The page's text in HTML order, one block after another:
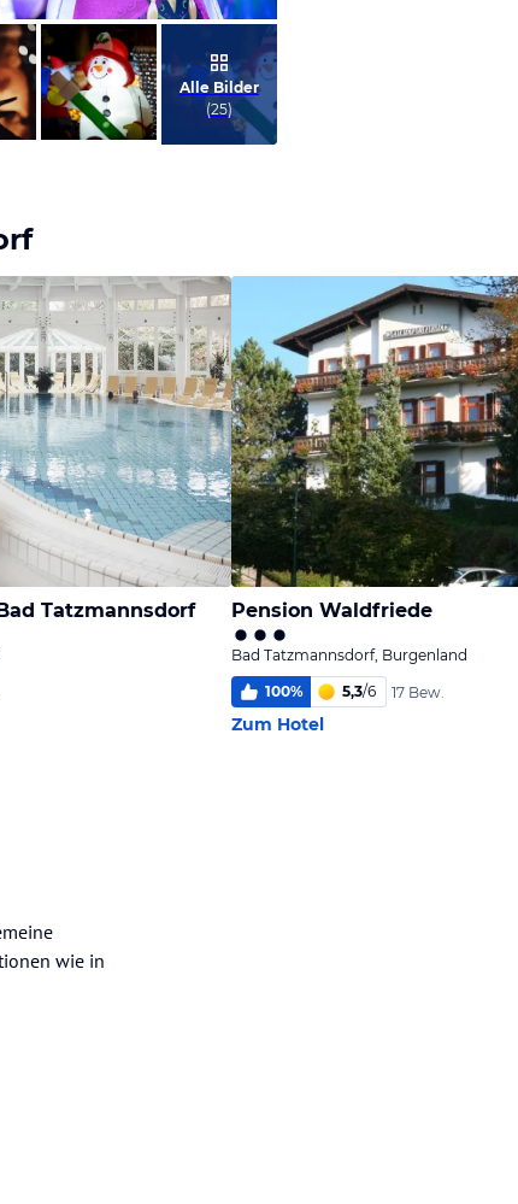
Alle Bilder
(25)
Tatzmannsdorf Pension Waldfriede
Bad Tatzmannsdorf, Burgenland
100% 5,3/6 17 Bew.
Zum Hotel
wie in